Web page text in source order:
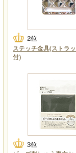
ステッチ金具(ストラ
付)